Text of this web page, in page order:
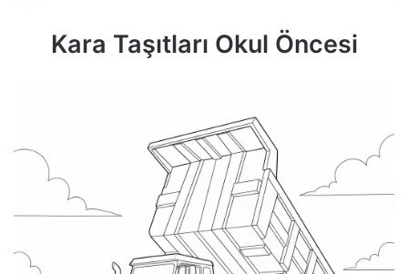
Kara Taşıtları Okul Öncesi